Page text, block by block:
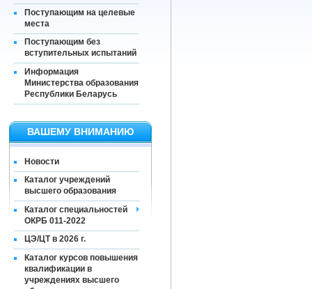
Поступающим на целевые
места
Поступающим без
вступительных испытаний
Информация
Министерства образования
Республики Беларусь
ВАШЕМУ ВНИМАНИЮ
Новости
Каталог учреждений
высшего образования
Каталог специальностей
ОКРБ 011-2022
ЦЭ/ЦТ в 2026 г.
Каталог курсов повышения
квалификации в
учреждениях высшего